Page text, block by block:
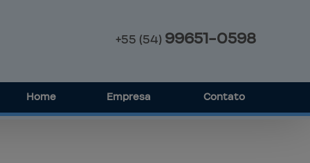
+55 (54) 99651-0598
Home Empresa Contato